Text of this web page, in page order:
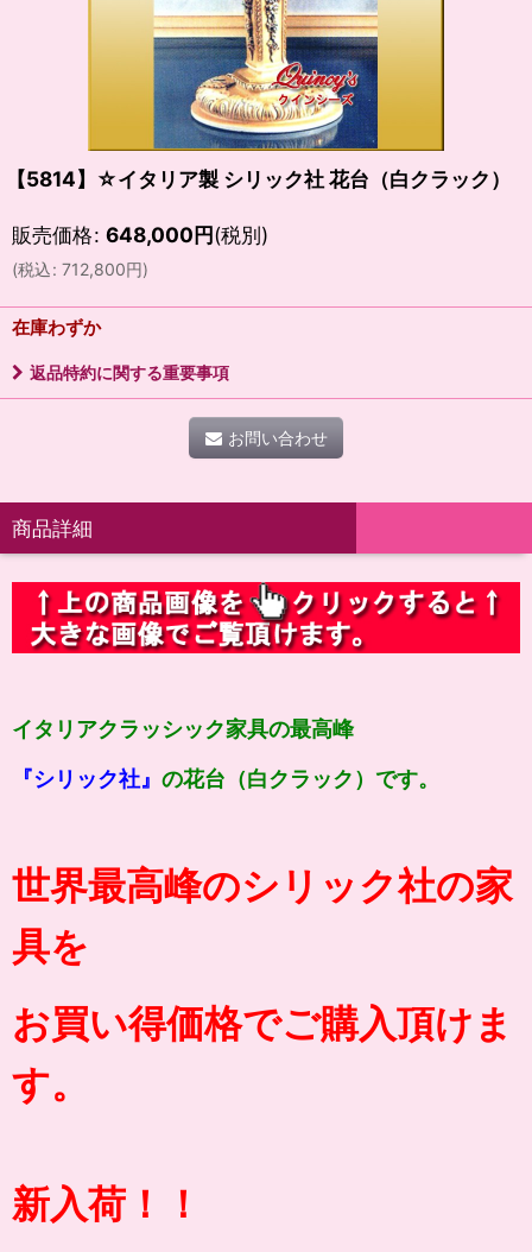
【5814】☆イタリア製 シリック社 花台（白クラック）
販売価格: 648,000円(税別)
(税込: 712,800円)
在庫わずか
返品特約に関する重要事項
お問い合わせ
商品詳細
イタリアクラッシック家具の最高峰
『シリック社』 の花台（白クラック）です。
世界最高峰のシリック社の家
具を
お買い得価格でご購入頂けま
す。
新入荷！！